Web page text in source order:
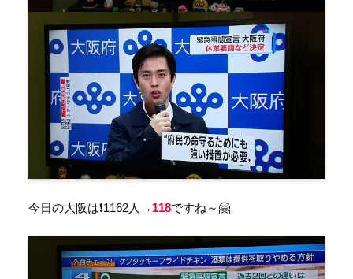
今日の大阪は❗1162人→ 118ですね～🤗